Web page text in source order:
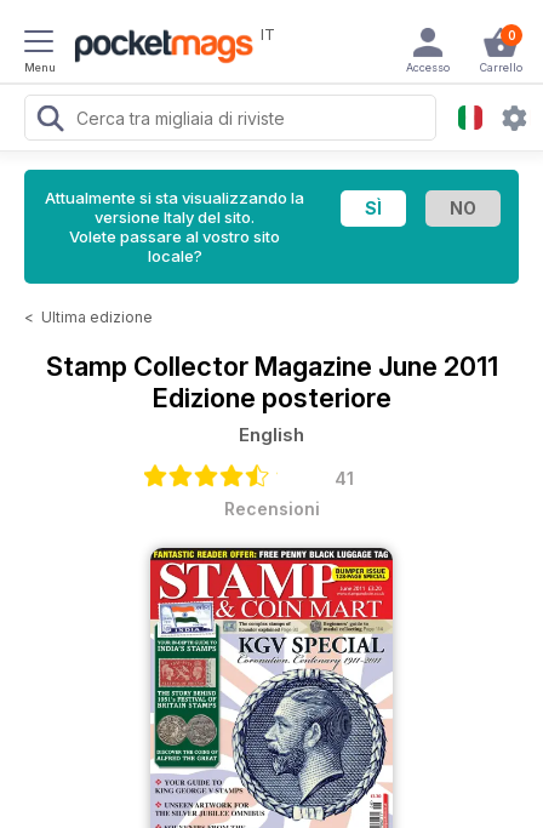
Menu
IT 0
Carrello
Accesso
Attualmente si sta visualizzando la
versione Italy del sito.
Volete passare al vostro sito
locale?
< Ultima edizione
Stamp Collector Magazine June 2011
Edizione posteriore
English
41
Recensioni